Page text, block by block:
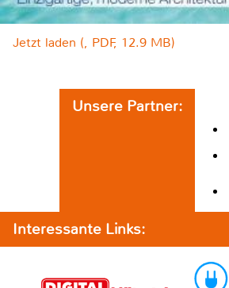
Jetzt laden (, PDF, 12.9 MB)
Unsere Partner:
Interessante Links: